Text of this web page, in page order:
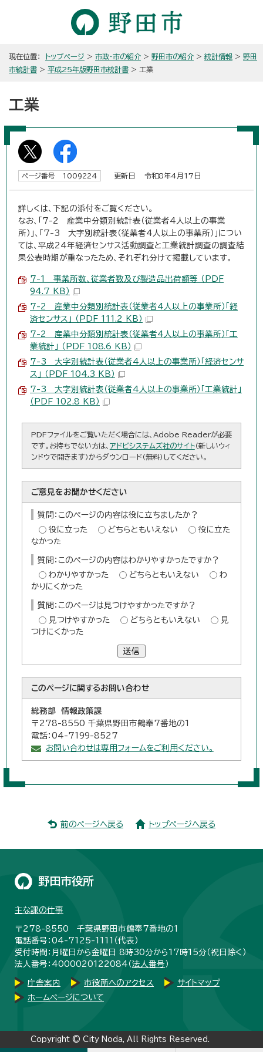
現在位置： トップページ > 市政・市の紹介 > 野田市の紹介 > 統計情報 > 野田
市統計書 > 平成25年版野田市統計書 > 工業
工業
ページ番号 1009224 更新日 令和8年4月17日
詳しくは、下記の添付をご覧ください。
なお、「7-2 産業中分類別統計表（従業者4人以上の事業
所）」、「7-3 大字別統計表（従業者4人以上の事業所）」につい
ては、平成24年経済センサス活動調査と工業統計調査の調査結
果公表時期が重なったため、それぞれ分けて掲載しています。
7-1 事業所数、従業者数及び製造品出荷額等 （PDF
94.7 KB）
7-2 産業中分類別統計表（従業者4人以上の事業所）「経
済センサス」 （PDF 111.2 KB）
7-2 産業中分類別統計表（従業者4人以上の事業所）「工
業統計」 （PDF 108.6 KB）
7-3 大字別統計表（従業者4人以上の事業所）「経済センサ
ス」 （PDF 104.3 KB）
7-3 大字別統計表（従業者4人以上の事業所）「工業統計」
（PDF 102.8 KB）
PDFファイルをご覧いただく場合には、Adobe Readerが必要
です。お持ちでない方は、 アドビシステムズ社のサイト（新しいウィ
ンドウで開きます）からダウンロード（無料）してください。
ご意見をお聞かせください
質問：このページの内容は役に立ちましたか？
役に立った
どちらともいえない
役に立た
なかった
質問：このページの内容はわかりやすかったですか？
わかりやすかった
どちらともいえない
わ
かりにくかった
質問：このページは見つけやすかったですか？
見つけやすかった
どちらともいえない
見
つけにくかった
送信
このページに関するお問い合わせ
総務部 情報政策課
〒278-8550 千葉県野田市鶴奉7番地の1
電話：04-7199-8527
お問い合わせは専用フォームをご利用ください。
前のページへ戻る トップページへ戻る
野田市役所
主な課の仕事
〒278-8550 千葉県野田市鶴奉7番地の1
電話番号：04-7125-1111（代表）
受付時間：月曜日から金曜日 8時30分から17時15分（祝日除く）
法人番号：4000020122084（法人番号 ）
庁舎案内 市役所へのアクセス
サイトマップ
ホームページについて
Copyright © City Noda, All Rights Reserved.